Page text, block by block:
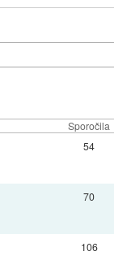
Sporočila
54
70
106